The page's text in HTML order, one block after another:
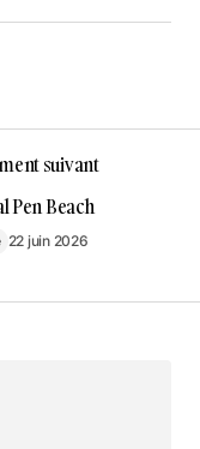
suivant
Pen Beach
22 juin 2026